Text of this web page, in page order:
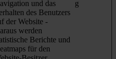
und das
des Benutzers
der Website -
werden
Berichte und
für den
g